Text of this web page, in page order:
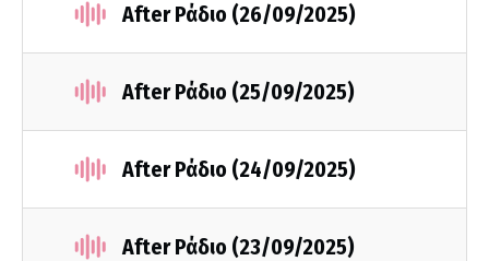
After Ράδιο (26/09/2025)
After Ράδιο (25/09/2025)
After Ράδιο (24/09/2025)
After Ράδιο (23/09/2025)